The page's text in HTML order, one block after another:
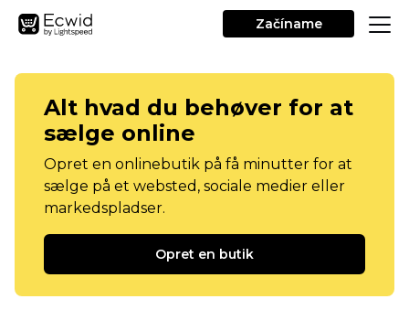
Začíname
Alt hvad du behøver for at
sælge online
Opret en onlinebutik på få minutter for at
sælge på et websted, sociale medier eller
markedspladser.
Opret en butik